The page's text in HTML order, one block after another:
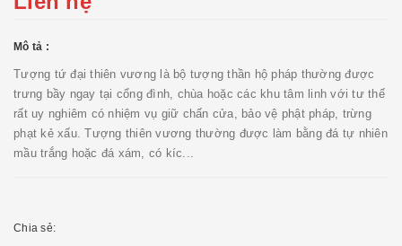
Mô tả :
Tượng tứ đại thiên vương là bộ tượng thần hộ pháp thường được
trưng bầy ngay tại cổng đình, chùa hoặc các khu tâm linh với tư thế
rất uy nghiêm có nhiệm vụ giữ chấn cửa, bảo vệ phật pháp, trừng
phạt kẻ xấu. Tượng thiên vương thường được làm bằng đá tự nhiên
mầu trắng hoặc đá xám, có kíc...
Chia sẻ: